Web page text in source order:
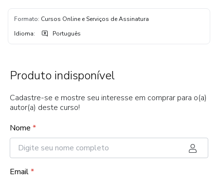
Formato: Cursos Online e Serviços de Assinatura
Idioma: Português
Produto indisponível
Cadastre-se e mostre seu interesse em comprar para o(a)
autor(a) deste curso!
Nome *
Email*